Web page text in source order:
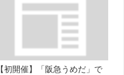
【初開催】「阪急うめだ」で